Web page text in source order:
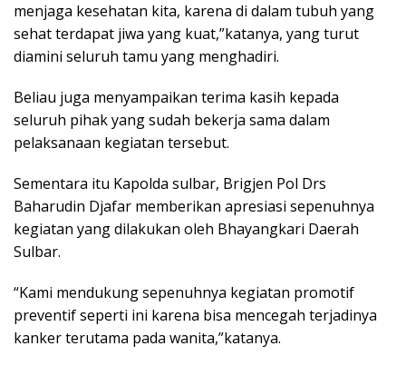
menjaga kesehatan kita, karena di dalam tubuh yang
sehat terdapat jiwa yang kuat,”katanya, yang turut
diamini seluruh tamu yang menghadiri.
Beliau juga menyampaikan terima kasih kepada
seluruh pihak yang sudah bekerja sama dalam
pelaksanaan kegiatan tersebut.
Sementara itu Kapolda sulbar, Brigjen Pol Drs
Baharudin Djafar memberikan apresiasi sepenuhnya
kegiatan yang dilakukan oleh Bhayangkari Daerah
Sulbar.
“Kami mendukung sepenuhnya kegiatan promotif
preventif seperti ini karena bisa mencegah terjadinya
kanker terutama pada wanita,”katanya.